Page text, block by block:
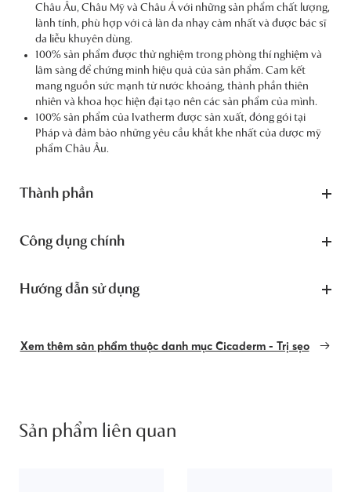
Châu Âu, Châu Mỹ và Châu Á với những sản phẩm chất lượng,
lành tính, phù hợp với cả làn da nhạy cảm nhất và được bác sĩ
da liễu khuyên dùng.
100% sản phẩm được thử nghiệm trong phòng thí nghiệm và
lâm sàng để chứng minh hiệu quả của sản phẩm. Cam kết
mang nguồn sức mạnh từ nước khoáng, thành phần thiên
nhiên và khoa học hiện đại tạo nên các sản phẩm của mình.
100% sản phẩm của Ivatherm được sản xuất, đóng gói tại
Pháp và đảm bảo những yêu cầu khắt khe nhất của dược mỹ
phẩm Châu Âu.
Thành phần
Công dụng chính
Hướng dẫn sử dụng
Xem thêm sản phẩm thuộc danh mục Cicaderm - Trị sẹo
Sản phẩm liên quan